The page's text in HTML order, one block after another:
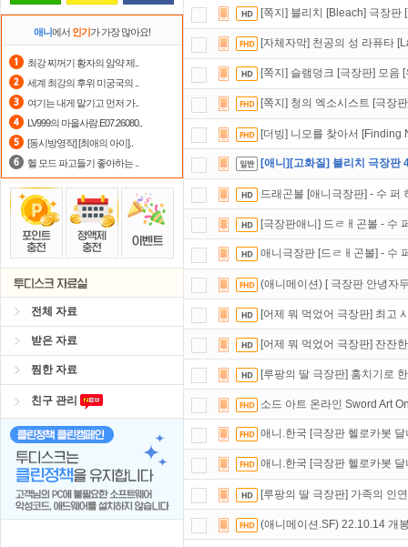
애니에서 인기가 가장 많아요!
최강 찌꺼기 황자의 암약 제..
세계 최강의 후위 미궁국의 ..
여기는 내게 맡기고 먼저 가..
LV999의 마을사람.E07.26080..
[동시방영작] [최애의 아이]..
헬 모드 파고들기 좋아하는 ..
전체 자료
받은 자료
찜한 자료
친구 관리
스마트TV로 투디스크영화,드라마,
자녀보호기능으로 가족과 함께 투디
요즘 뭐가 재밌지?고민되면 눌러봐!
[쪽지] 블리치 [Bleach] 극장판
[자체자막] 천공의 성 라퓨타
[쪽지] 슬램덩크 [극장판] 모음
[쪽지] 청의 엑소시스트 [극장
[더빙] 니모를 찾아서
[애니][고화질] 블리치 극장판
드래곤볼 [애니극장판] - 수 퍼
[극장판애니] 드ㄹㅐ곤볼 - 수
애니극장판 [드ㄹㅐ곤볼] - 수
(애니메이션) [ 극장판 안녕자
[어제 뭐 먹었어 극장판] 최고
[어제 뭐 먹었어 극장판] 잔잔
[루팡의 딸 극장판] 훔치기로
소드 아트 온라인 Sword Art
애니.한국 [극장판 헬로카봇
애니.한국 [극장판 헬로카봇
[루팡의 딸 극장판] 가족의 인
(애니메이션.SF) 22.10.14 개